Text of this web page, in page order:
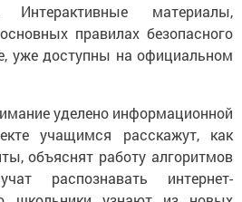
Интерактивные материалы,
правилах безопасного
уже доступны на официальном
уделено информационной
учащимся расскажут, как
объяснят работу алгоритмов
распознавать интернет-